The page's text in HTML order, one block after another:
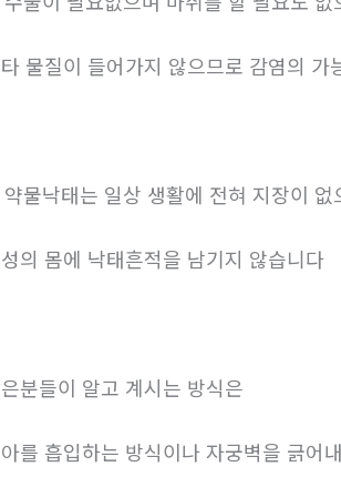
물질이 들어가지 않으므로 감염의 가
물낙태는 일상 생활에 전혀 지장이 없
의 몸에 낙태흔적을 남기지 않습니다
분들이 알고 계시는 방식은
를 흡입하는 방식이나 자궁벽을 긁어